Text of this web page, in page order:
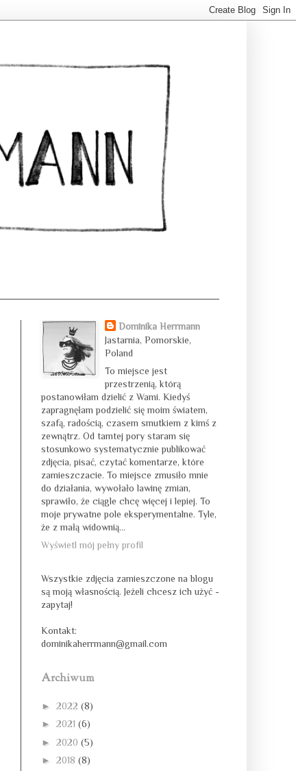
Dominika Herrmann
Jastarnia, Pomorskie,
Poland
To miejsce jest
przestrzenią, którą
postanowiłam dzielić z Wami. Kiedyś
zapragnęłam podzielić się moim światem,
szafą, radością, czasem smutkiem z kimś z
zewnątrz. Od tamtej pory staram się
stosunkowo systematycznie publikować
zdjęcia, pisać, czytać komentarze, które
zamieszczacie. To miejsce zmusiło mnie
do działania, wywołało lawinę zmian,
sprawiło, że ciągle chcę więcej i lepiej. To
moje prywatne pole eksperymentalne. Tyle,
że z małą widownią...
Wyświetl mój pełny profil
Wszystkie zdjęcia zamieszczone na blogu
są moją własnością. Jeżeli chcesz ich użyć -
zapytaj!
Kontakt:
dominikaherrmann@gmail.com
Archiwum
► 2022 (8)
► 2021 (6)
► 2020 (5)
► 2018 (8)